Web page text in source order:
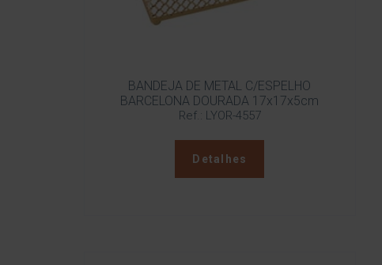
BANDEJA DE METAL C/ESPELHO
BARCELONA DOURADA 17x17x5cm
Ref.: LYOR-4557
Detalhes